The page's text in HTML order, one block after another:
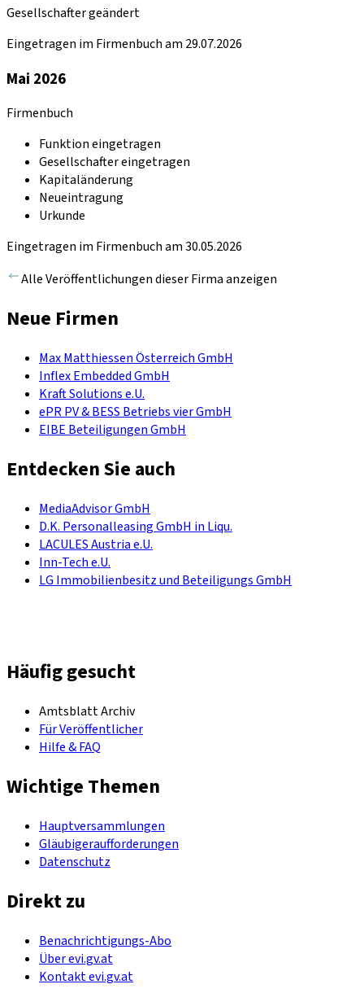
Gesellschafter geändert
Eingetragen im Firmenbuch am 29.07.2026
Mai 2026
Firmenbuch
Funktion eingetragen
Gesellschafter eingetragen
Kapitaländerung
Neueintragung
Urkunde
Eingetragen im Firmenbuch am 30.05.2026
Alle Veröffentlichungen dieser Firma anzeigen
Neue Firmen
Max Matthiessen Österreich GmbH
Inflex Embedded GmbH
Kraft Solutions e.U.
ePR PV & BESS Betriebs vier GmbH
EIBE Beteiligungen GmbH
Entdecken Sie auch
MediaAdvisor GmbH
D.K. Personalleasing GmbH in Liqu.
LACULES Austria e.U.
Inn-Tech e.U.
LG Immobilienbesitz und Beteiligungs GmbH
Häufig gesucht
Amtsblatt Archiv
Für Veröffentlicher
Hilfe & FAQ
Wichtige Themen
Hauptversammlungen
Gläubigeraufforderungen
Datenschutz
Direkt zu
Benachrichtigungs-Abo
Über evi.gv.at
Kontakt evi.gv.at